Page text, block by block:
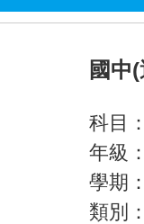
國中
科目
年級
學期
類別